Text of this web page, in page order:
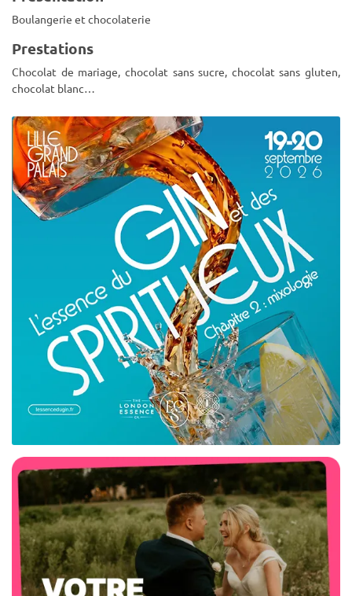
Boulangerie et chocolaterie
Prestations
Chocolat de mariage, chocolat sans sucre, chocolat sans gluten,
chocolat blanc…